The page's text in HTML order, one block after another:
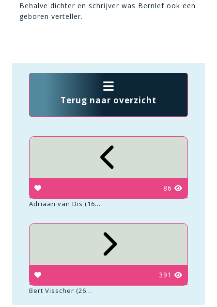
Behalve dichter en schrijver was Bernlef ook een
geboren verteller.
Terug naar overzicht
86
Adriaan van Dis (16...
391
Bert Visscher (26...